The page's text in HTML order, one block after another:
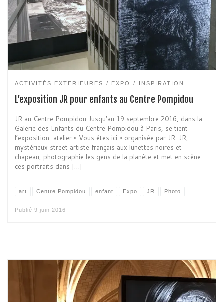
ACTIVITÉS EXTERIEURES EXPO INSPIRATION
L’exposition JR pour enfants au Centre Pompidou
JR au Centre Pompidou Jusqu’au 19 septembre 2016, dans la
Galerie des Enfants du Centre Pompidou à Paris, se tient
l’exposition-atelier « Vous êtes ici » organisée par JR. JR,
mystérieux street artiste français aux lunettes noires et
chapeau, photographie les gens de la planète et met en scène
ces portraits dans […]
art Centre Pompidou enfant Expo JR Photo
Publié 9 juin 2016